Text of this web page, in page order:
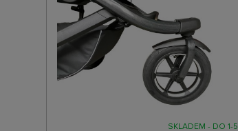
SKLADEM - DO 1-5